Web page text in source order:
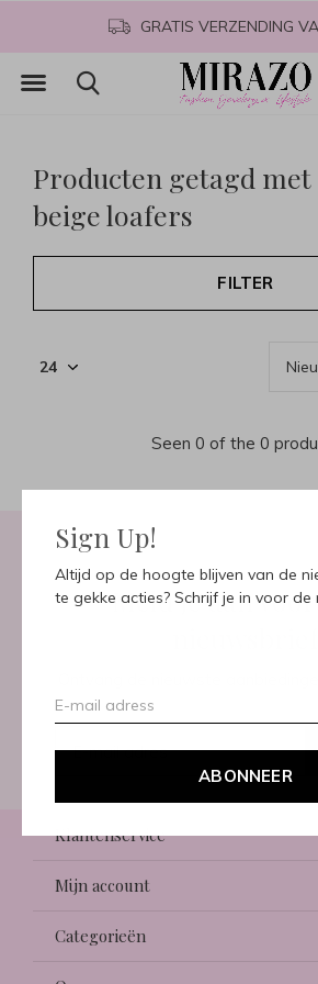
Sign Up!
Altijd op de hoogte blijven van de
te gekke acties? Schrijf je in voor de
ABONNEER
GRATIS VERZENDING
Producten getagd met
beige loafers
FILTER
Seen 0 of the 0
Meld je aan
Klantenservice
Mijn account
Categorieën